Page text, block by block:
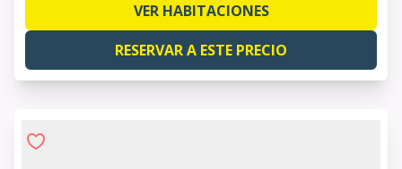
VER HABITACIONES
RESERVAR A ESTE PRECIO